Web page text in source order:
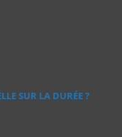
SUR LA DURÉE ?